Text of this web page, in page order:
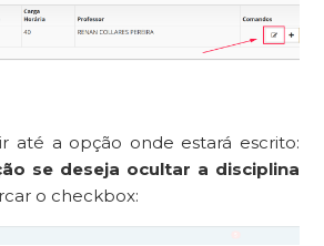
até a opção onde estará escrito:
se deseja ocultar a disciplina
o checkbox: